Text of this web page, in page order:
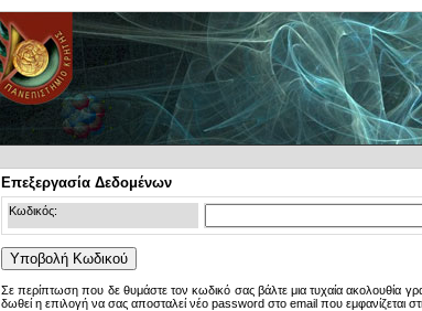
Επεξεργασία Δεδομένων
Κωδικός:
Σε περίπτωση που δε θυμάστε τον κωδικό σας βάλτε μια τυχαία ακολουθία
δωθεί η επιλογή να σας αποσταλεί νέο password στο email που εμφανίζεται